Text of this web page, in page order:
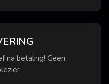
na betaling! Geen